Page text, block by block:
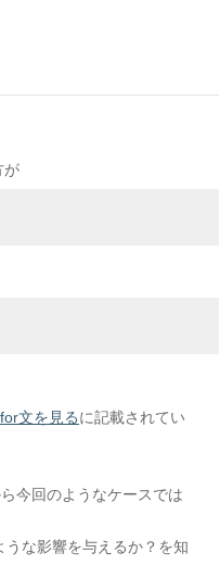
が
文を見るに記載されてい
今回のようなケースでは
な影響を与えるか？を知